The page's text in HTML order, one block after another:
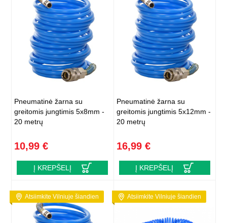
Pneumatinė žarna su
greitomis jungtimis 5x8mm -
20 metrų
10,99 €
Į KREPŠELĮ
Pneumatinė žarna su
greitomis jungtimis 5x12mm -
20 metrų
16,99 €
Į KREPŠELĮ
Atsiimkite Vilniuje šiandien Atsiimkite Vilniuje šiandien